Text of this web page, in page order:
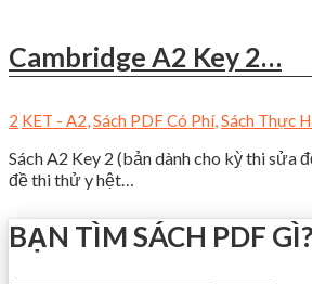
Cambridge A2 Key 2…
2 KET - A2,Sách PDF Có Phí,Sách Thực
Sách A2 Key 2 (bản dành cho kỳ thi sửa
đề thi thử y hệt…
BẠN TÌM SÁCH PDF GÌ?